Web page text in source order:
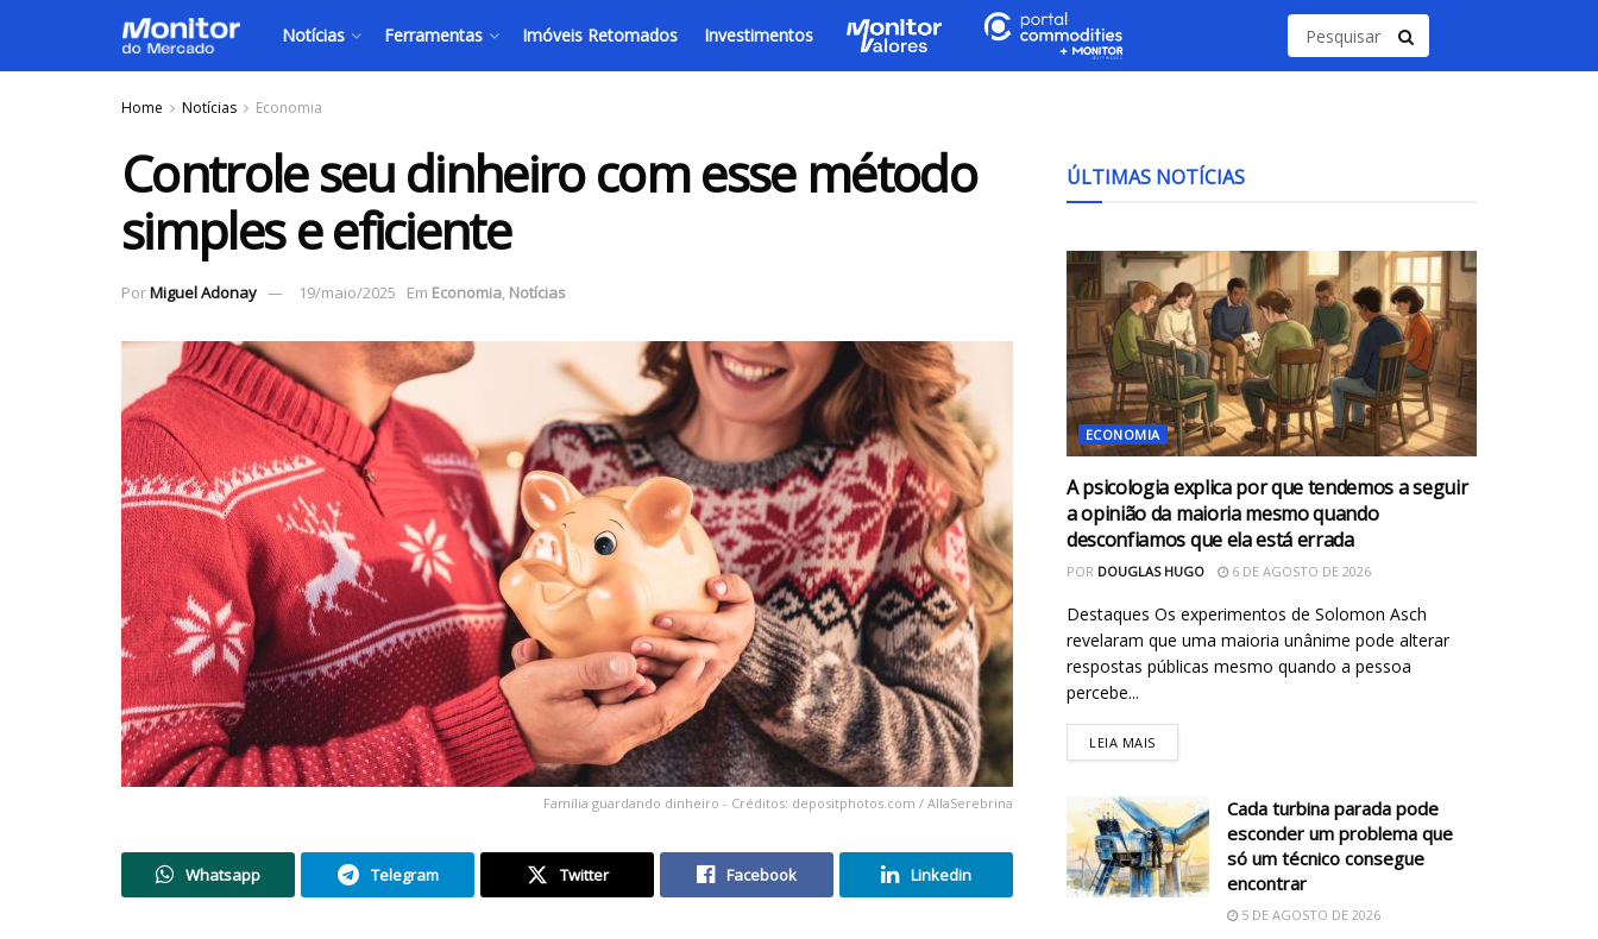
Notícias Ferramentas Imóveis Retomados Investimentos
Home Notícias Economia
Controle seu dinheiro com esse método
simples e eficiente
PorMiguel Adonay 19/maio/2025 Em Economia, Notícias
Família guardando dinheiro - Créditos: depositphotos.com / AllaSerebrina
Whatsapp Telegram Twitter Facebook Linkedin
ÚLTIMAS NOTÍCIAS
ECONOMIA
A psicologia explica por que tendemos a seguir
a opinião da maioria mesmo quando
desconfiamos que ela está errada
POR DOUGLAS HUGO 6 DE AGOSTO DE 2026
Destaques Os experimentos de Solomon Asch
revelaram que uma maioria unânime pode alterar
respostas públicas mesmo quando a pessoa
percebe...
LEIA MAIS
Cada turbina parada pode
esconder um problema que
só um técnico consegue
encontrar
5 DE AGOSTO DE 2026